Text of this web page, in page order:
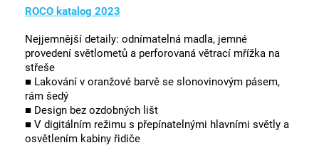
ROCO katalog 2023
Nejjemnější detaily: odnímatelná madla, jemné
provedení světlometů a perforovaná větrací mřížka na
střeše
■ Lakování v oranžové barvě se slonovinovým pásem,
rám šedý
■ Design bez ozdobných lišt
■ V digitálním režimu s přepínatelnými hlavními světly a
osvětlením kabiny řidiče